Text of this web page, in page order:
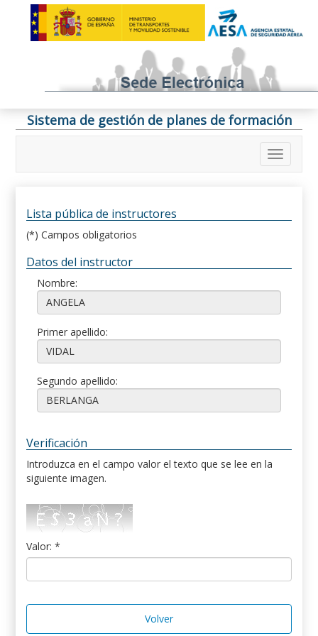
Sistema de gestión de planes de formación
Lista pública de instructores
(*) Campos obligatorios
Datos del instructor
Nombre:
Primer apellido:
Segundo apellido:
Verificación
Introduzca en el campo valor el texto que se lee en la
siguiente imagen.
Valor: *
Volver